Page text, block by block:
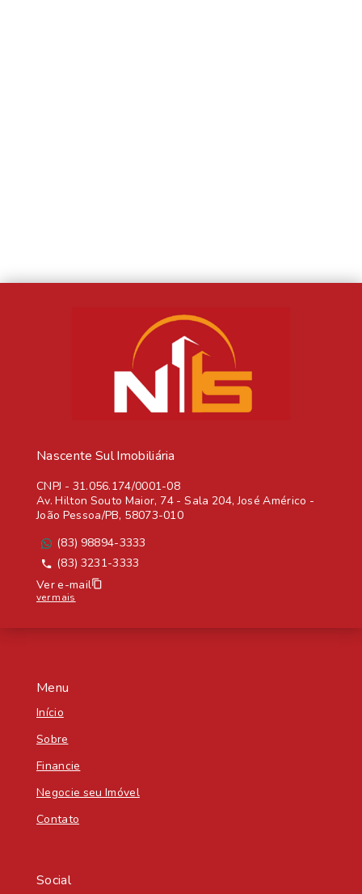
Menu
Início
Sobre
Financie
Negocie seu Imóvel
Contato
Social
Nascente Sul Imobiliária
CNPJ - 31.056.174/0001-08
Av. Hilton Souto Maior, 74 - Sala 204, José Américo -
João Pessoa/PB, 58073-010
(83) 98894-3333
(83) 3231-3333
Ver e-mail
ver mais